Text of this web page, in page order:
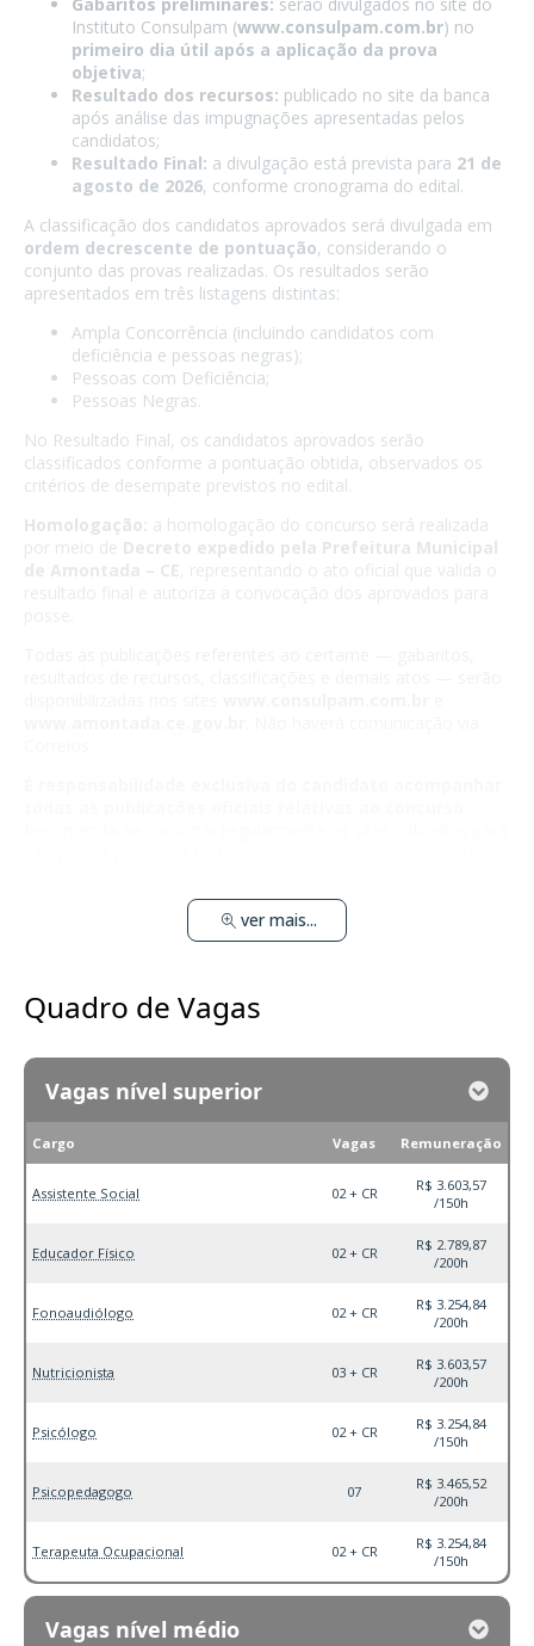
Gabaritos preliminares: serão divulgados no site do
Instituto Consulpam (www.consulpam.com.br) no
primeiro dia útil após a aplicação da prova
objetiva;
Resultado dos recursos: publicado no site da banca
após análise das impugnações apresentadas pelos
candidatos;
Resultado Final: a divulgação está prevista para 21 de
agosto de 2026, conforme cronograma do edital.
A classificação dos candidatos aprovados será divulgada em
ordem decrescente de pontuação, considerando o
conjunto das provas realizadas. Os resultados serão
apresentados em três listagens distintas:
Ampla Concorrência (incluindo candidatos com
deficiência e pessoas negras);
Pessoas com Deficiência;
Pessoas Negras.
No Resultado Final, os candidatos aprovados serão
classificados conforme a pontuação obtida, observados os
critérios de desempate previstos no edital.
Homologação: a homologação do concurso será realizada
por meio de Decreto expedido pela Prefeitura Municipal
de Amontada – CE , representando o ato oficial que valida o
ver mais...
Quadro de Vagas
Vagas nível superior
Cargo Vagas Remuneração
Assistente Social 02 + CR
R$ 3.603,57
/150h
Educador Físico 02 + CR
R$ 2.789,87
/200h
Fonoaudiólogo 02 + CR
R$ 3.254,84
/200h
Nutricionista 03 + CR
R$ 3.603,57
/200h
Psicólogo 02 + CR
R$ 3.254,84
/150h
Psicopedagogo 07
R$ 3.465,52
/200h
Terapeuta Ocupacional 02 + CR
R$ 3.254,84
/150h
Vagas nível médio